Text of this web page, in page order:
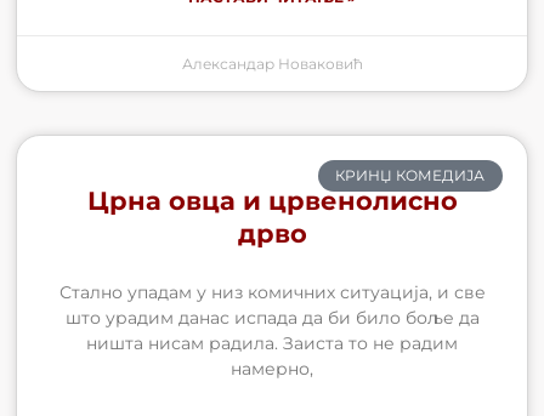
Александар Новаковић
КРИНЏ КОМЕДИЈА
Црна овца и црвенолисно
дрво
Стално упадам у низ комичних ситуација, и све
што урадим данас испада да би било боље да
ништа нисам радила. Заиста то не радим
намерно,